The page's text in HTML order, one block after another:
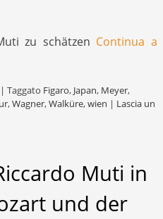
zu schätzen Continua a
| Taggato Figaro, Japan, Meyer,
,Wagner,Walküre,wien | Lascia un
Muti in
und der